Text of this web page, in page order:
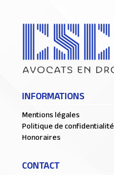
INFORMATIONS
Mentions légales
Politique de confidentialité
Honoraires
CONTACT